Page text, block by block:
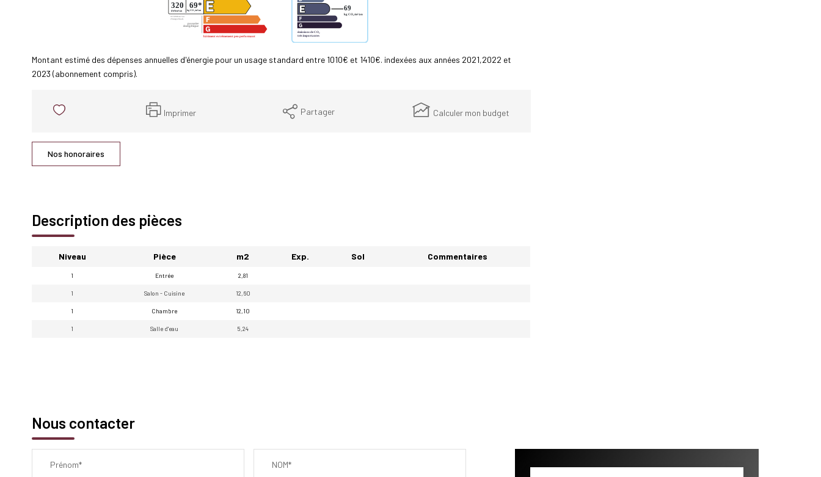
Montant estimé des dépenses annuelles d'énergie pour un usage standard entre 1010€ et 1410€. indexées aux années 2021,2022 et
2023 (abonnement compris).
Imprimer Partager Calculer mon budget
Nos honoraires
Description des pièces
Niveau Pièce m2 Exp. Sol Commentaires
1 Entrée 2,81
1 Salon - Cuisine 12,60
1 Chambre 12,10
1 Salle d'eau 5,24
Nous contacter
Prénom* NOM*